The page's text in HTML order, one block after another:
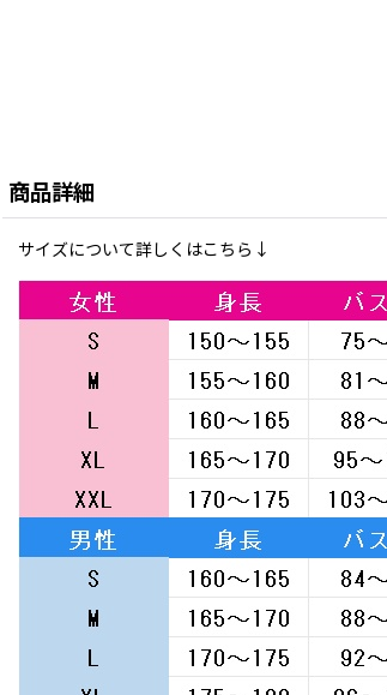
商品詳細
サイズについて詳しくはこちら↓